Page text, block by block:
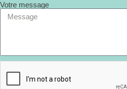
Votre message